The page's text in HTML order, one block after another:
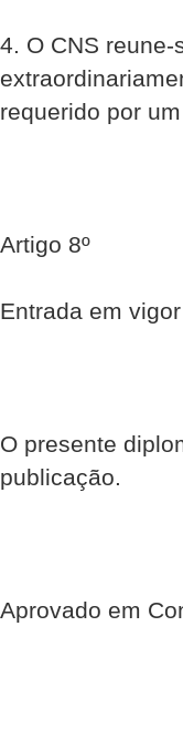
4. O CNS
requerido por
Artigo 8º
Entrada em vigor
O presente
publicação.
Aprovado em